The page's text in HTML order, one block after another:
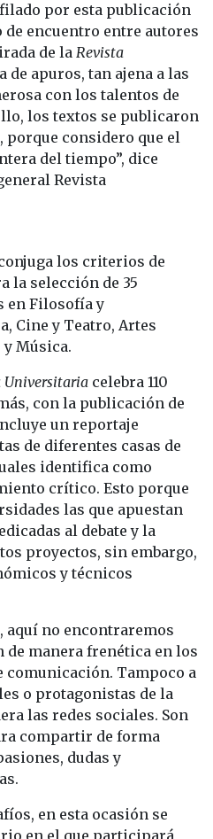
por esta publicación
encuentro entre autores
de la Revista
de apuros, tan ajena a las
con los talentos de
los textos se publicaron
considero que el
del tiempo”, dice
Revista
los criterios de
la selección de 35
en Filosofía y
Cine y Teatro, Artes
Música.
Universitaria celebra 110
con la publicación de
un reportaje
de diferentes casas de
identifica como
crítico. Esto porque
las que apuestan
al debate y la
proyectos, sin embargo,
y técnicos
, aquí no encontraremos
de manera frenética en los
Tampoco a
o protagonistas de la
las redes sociales. Son
compartir de forma
dudas y
en esta ocasión se